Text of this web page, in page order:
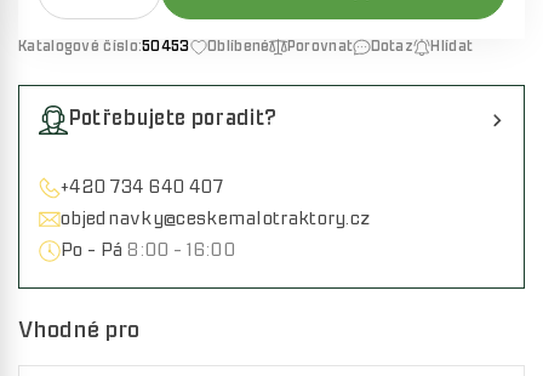
Katalogové číslo:50453 Oblíbené Porovnat Dotaz Hlídat
Potřebujete poradit?
+420 734 640 407
objednavky@ceskemalotraktory.cz
Po - Pá 8:00 - 16:00
Vhodné pro